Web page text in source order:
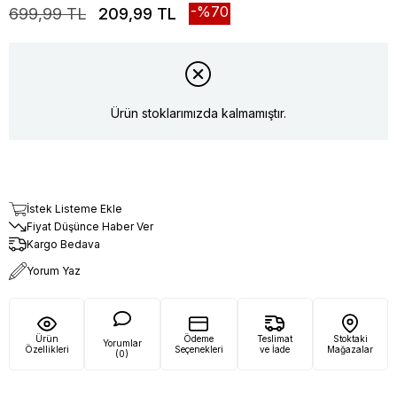
699,99 TL 209,99 TL 70
Ürün stoklarımızda kalmamıştır.
İstek Listeme Ekle
Fiyat Düşünce Haber Ver
Kargo Bedava
Yorum Yaz
Ürün
Özellikleri
Yorumlar
(0)
Ödeme
Seçenekleri
Teslimat
ve İade
Stoktaki
Mağazalar